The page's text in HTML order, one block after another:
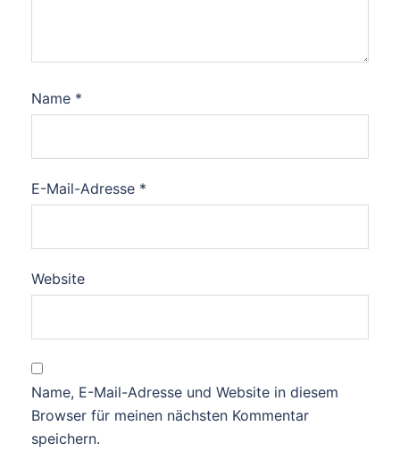
Name *
E-Mail-Adresse *
Website
Name, E-Mail-Adresse und Website in diesem
Browser für meinen nächsten Kommentar
speichern.